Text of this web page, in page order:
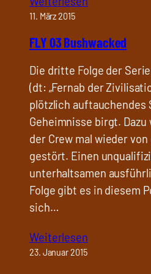
11. März 2015
FLY 03 Bushwacked
Die dritte Folge der
(dt: „Fernab der
plötzlich auftauchendes
Geheimnisse birgt.
der Crew mal wieder
gestört. Einen
unterhaltsamen
Folge gibt es in diesem
sich…
Weiterlesen
23. Januar 2015